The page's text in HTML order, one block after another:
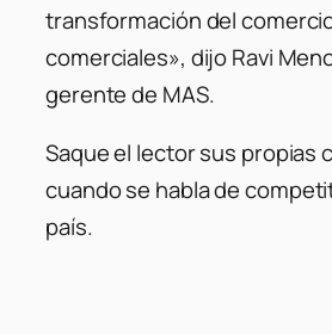
transformación del
comerciales», dijo Ravi
gerente de MAS.
Saque el lector sus propias
cuando se habla de
país.